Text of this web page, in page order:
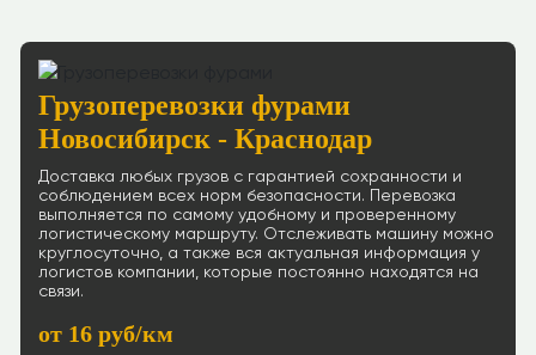
Грузоперевозки фурами
Новосибирск - Краснодар
Доставка любых грузов с гарантией сохранности и
соблюдением всех норм безопасности. Перевозка
выполняется по самому удобному и проверенному
логистическому маршруту. Отслеживать машину можно
круглосуточно, а также вся актуальная информация у
логистов компании, которые постоянно находятся на
связи.
от 16 руб/км